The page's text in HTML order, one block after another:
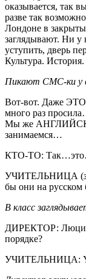
оказывается, так
разве так
Лондоне в
заглядывают. Ни у
уступить, дверь
Культура.
Пикают СМС-ки у
Вот-вот. Даже
много раз
Мы же
занимаемся…
КТО-ТО:
УЧИТЕЛЬНИЦА (
бы они на
В класс
ДИРЕКТОР: Люция
порядке?
УЧИТЕЛЬНИЦА: